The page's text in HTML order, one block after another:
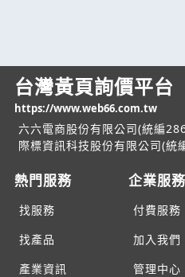
台灣黃頁詢價平台
https://www.web66.com.tw
六六電商股份有限公司(統編
際標資訊科技股份有限公司(統
熱門服務
找服務
找產品
產業資訊
企業服務
付費服務
加入我們
管理中心